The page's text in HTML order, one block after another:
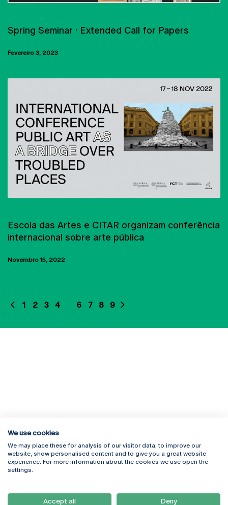
Spring Seminar · Extended Call for Papers
Fevereiro 3, 2023
Escola das Artes e CITAR organizam conferência
internacional sobre arte pública
Novembro 15, 2022
1 2 3 4 6 7 8 9
Rua Diogo Botelho 1327
4169-005 Porto
+351 226 196 240
Campus Online
Webmail
Como Chegar
We use cookies
We may place these for analysis of our visitor data, to improve our
website, show personalised content and to give you a great website
experience. For more information about the cookies we use open the
settings.
Accept all Deny